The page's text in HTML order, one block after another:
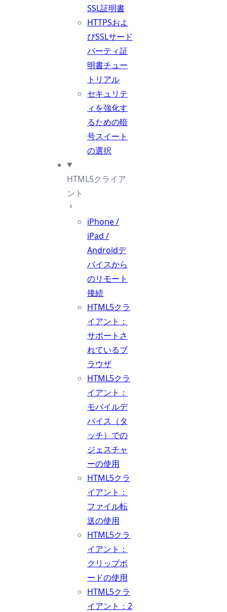
SSL証明書
HTTPSおよ
びSSLサード
パーティ証
明書チュー
トリアル
セキュリテ
ィを強化す
るための暗
号スイート
の選択
HTML5クライア
ント
iPhone /
iPad /
Androidデ
バイスから
のリモート
接続
HTML5クラ
イアント：
サポートさ
れているブ
ラウザ
HTML5クラ
イアント：
モバイルデ
バイス（タ
ッチ）での
ジェスチャ
ーの使用
HTML5クラ
イアント：
ファイル転
送の使用
HTML5クラ
イアント：
クリップボ
ードの使用
HTML5クラ
イアント：2